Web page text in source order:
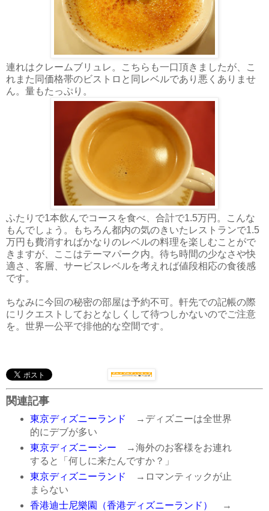
連れはクレームブリュレ。こちらも一口頂きましたが、こ
れまた同価格帯のビストロと同レベルであり悪くありませ
ん。量もたっぷり。
ふたりで1本飲んでコースを食べ、合計で1.5万円。こんな
もんでしょう。もちろん都内の気のきいたレストランで1.5
万円も費消すればかなりのレベルの料理を楽しむことがで
きますが、ここはテーマパーク内。待ち時間の少なさや快
適さ、客層、サービスレベルを考えれば値段相応の食後感
です。
ちなみに今回の秘密の部屋は予約不可。軒先での記帳の際
にリクエストしておとなしくして待つしかないのでご注意
を。世界一公平で排他的な空間です。
関連記事
東京ディズニーランド →ディズニーは全世界
的にデブが多い
東京ディズニーシー →海外のお客様をお連れ
すると「何しに来たんですか？」
東京ディズニーランド →ロマンティックが止
まらない
香港迪士尼樂園（香港ディズニーランド）
→